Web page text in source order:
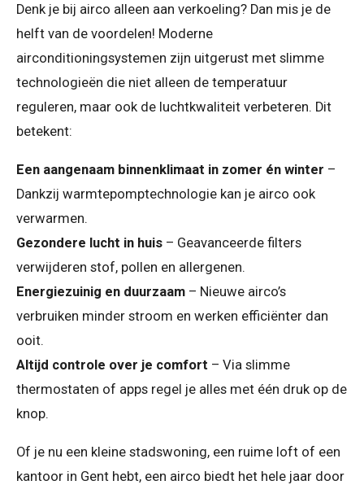
Denk je bij airco alleen aan verkoeling? Dan mis je de
helft van de voordelen! Moderne
airconditioningsystemen zijn uitgerust met slimme
technologieën die niet alleen de temperatuur
reguleren, maar ook de luchtkwaliteit verbeteren. Dit
betekent:
Een aangenaam binnenklimaat in zomer én winter –
Dankzij warmtepomptechnologie kan je airco ook
verwarmen.
Gezondere lucht in huis – Geavanceerde filters
verwijderen stof, pollen en allergenen.
Energiezuinig en duurzaam – Nieuwe airco’s
verbruiken minder stroom en werken efficiënter dan
ooit.
Altijd controle over je comfort – Via slimme
thermostaten of apps regel je alles met één druk op de
knop.
Of je nu een kleine stadswoning, een ruime loft of een
kantoor in Gent hebt, een airco biedt het hele jaar door